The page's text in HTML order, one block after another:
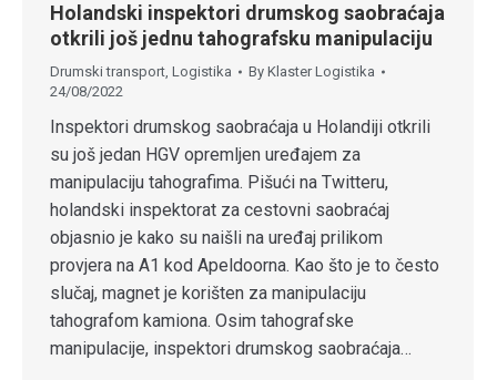
Holandski inspektori drumskog saobraćaja
otkrili još jednu tahografsku manipulaciju
Drumski transport, Logistika By Klaster Logistika
24/08/2022
Inspektori drumskog saobraćaja u Holandiji otkrili
su još jedan HGV opremljen uređajem za
manipulaciju tahografima. Pišući na Twitteru,
holandski inspektorat za cestovni saobraćaj
objasnio je kako su naišli na uređaj prilikom
provjera na A1 kod Apeldoorna. Kao što je to često
slučaj, magnet je korišten za manipulaciju
tahografom kamiona. Osim tahografske
manipulacije, inspektori drumskog saobraćaja…